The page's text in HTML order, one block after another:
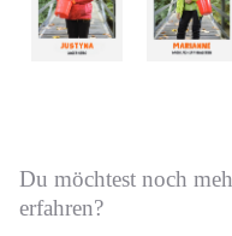
Du möchtest noch
erfahren?